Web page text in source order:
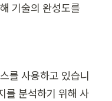
기술의 완성도를
를 사용하고 있습니
분석하기 위해 사